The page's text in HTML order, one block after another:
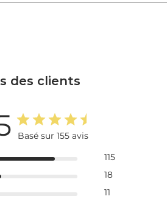
des clients
Basé sur 155 avis
115
18
11